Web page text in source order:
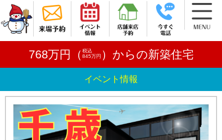
768万円（ 税込
845万円 ）からの新築住宅
イベント情報